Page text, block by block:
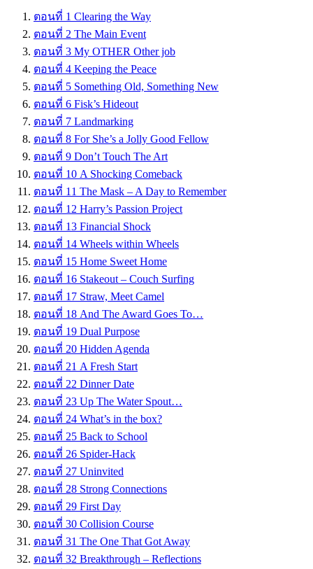
ตอนที่ 1 Clearing the Way
ตอนที่ 2 The Main Event
ตอนที่ 3 My OTHER Other job
ตอนที่ 4 Keeping the Peace
ตอนที่ 5 Something Old, Something New
ตอนที่ 6 Fisk’s Hideout
ตอนที่ 7 Landmarking
ตอนที่ 8 For She’s a Jolly Good Fellow
ตอนที่ 9 Don’t Touch The Art
ตอนที่ 10 A Shocking Comeback
ตอนที่ 11 The Mask – A Day to Remember
ตอนที่ 12 Harry’s Passion Project
ตอนที่ 13 Financial Shock
ตอนที่ 14 Wheels within Wheels
ตอนที่ 15 Home Sweet Home
ตอนที่ 16 Stakeout – Couch Surfing
ตอนที่ 17 Straw, Meet Camel
ตอนที่ 18 And The Award Goes To…
ตอนที่ 19 Dual Purpose
ตอนที่ 20 Hidden Agenda
ตอนที่ 21 A Fresh Start
ตอนที่ 22 Dinner Date
ตอนที่ 23 Up The Water Spout…
ตอนที่ 24 What’s in the box?
ตอนที่ 25 Back to School
ตอนที่ 26 Spider-Hack
ตอนที่ 27 Uninvited
ตอนที่ 28 Strong Connections
ตอนที่ 29 First Day
ตอนที่ 30 Collision Course
ตอนที่ 31 The One That Got Away
ตอนที่ 32 Breakthrough – Reflections